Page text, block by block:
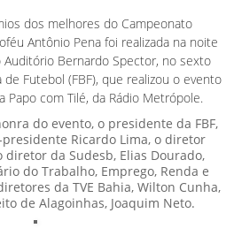
dos melhores do Campeonato
Antônio Pena foi realizada na noite
Bernardo Spector, no sexto
de Futebol (FBF), que realizou o evento
Papo com Tilé, da Rádio Metrópole.
do evento, o presidente da FBF,
Ricardo Lima, o diretor
da Sudesb, Elias Dourado,
do Trabalho, Emprego, Renda e
da TVE Bahia, Wilton Cunha,
de Alagoinhas, Joaquim Neto.